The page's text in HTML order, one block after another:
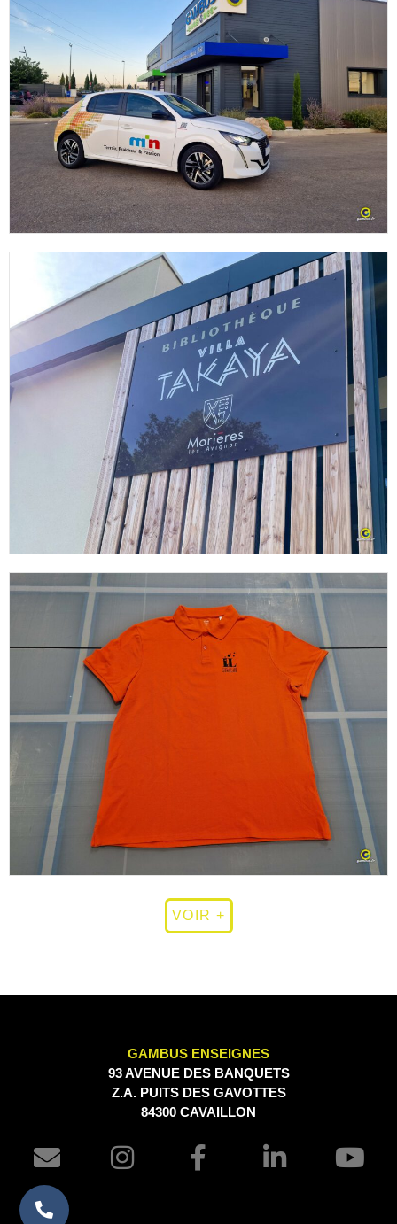
VOIR +
GAMBUS ENSEIGNES
93 AVENUE DES BANQUETS
Z.A. PUITS DES GAVOTTES
84300 CAVAILLON